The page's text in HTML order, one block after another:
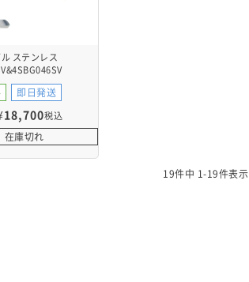
ステンレス
即日発送
18,700税込
在庫切れ
19件中 1 -19件表示